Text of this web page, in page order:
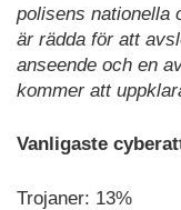
polisens nationella
är rädda för att
anseende och en
kommer att
Vanligaste
Trojaner: 13%